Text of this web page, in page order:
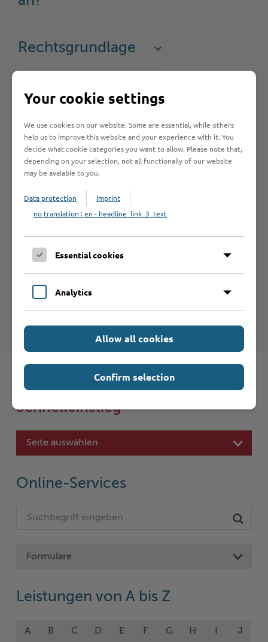
Rechtsgrundlage
Rechtsbehelf
Unterstützende
Institutionen
Hilfe & Kontakt:
Kreis Stormarn - Gesundheitsaufsicht
Schnelleinstieg
Seite auswählen
Online-Services
Formulare
Leistungen von A bis Z
A B C D E F G H I J
Your cookie settings
We use cookies on our website. Some are essential, while others
help us to improve this website and your experience with it. You
decide what cookie categories you want to allow. Please note that,
depending on your selection, not all functionaliy of our website
may be avaiable to you.
Data protection
Imprint
no translation : en - headline_link_3_text
Essential cookies
Analytics
Allow all cookies
Confirm selection